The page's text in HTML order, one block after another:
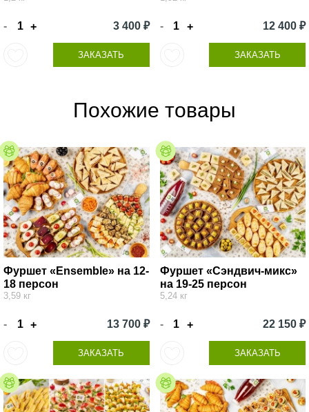
- + 3 400 ₽
ЗАКАЗАТЬ
- + 12 400 ₽
ЗАКАЗАТЬ
Похожие товары
Фуршет «Ensemble» на 12-
18 персон
3,59 кг
- + 13 700 ₽
ЗАКАЗАТЬ
Фуршет «Сэндвич-микс»
на 19-25 персон
5,24 кг
- + 22 150 ₽
ЗАКАЗАТЬ